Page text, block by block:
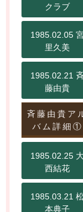
クラブ
1985.02.05
里久美
1985.02.21
藤由貴
斉藤由貴ア
バム詳細①
1985.02.25
西結花
1985.03.21
本典子